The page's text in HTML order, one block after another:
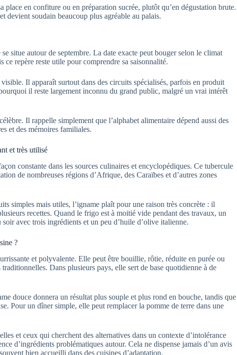
en confiture ou en préparation sucrée, plutôt qu’en dégustation brute.
devient soudain beaucoup plus agréable au palais.
situe autour de septembre. La date exacte peut bouger selon le climat
repère reste utile pour comprendre sa saisonnalité.
Il apparaît surtout dans des circuits spécialisés, parfois en produit
il reste largement inconnu du grand public, malgré un vrai intérêt
Il rappelle simplement que l’alphabet alimentaire dépend aussi des
et des mémoires familiales.
et très utilisé
constante dans les sources culinaires et encyclopédiques. Ce tubercule
de nombreuses régions d’Afrique, des Caraïbes et d’autres zones
simples mais utiles, l’igname plaît pour une raison très concrète : il
recettes. Quand le frigo est à moitié vide pendant des travaux, un
avec trois ingrédients et un peu d’huile d’olive italienne.
?
et polyvalente. Elle peut être bouillie, rôtie, réduite en purée ou
Dans plusieurs pays, elle sert de base quotidienne à de
douce donnera un résultat plus souple et plus rond en bouche, tandis que
Pour un dîner simple, elle peut remplacer la pomme de terre dans une
et ceux qui cherchent des alternatives dans un contexte d’intolérance
d’ingrédients problématiques autour. Cela ne dispense jamais d’un avis
bien accueilli dans des cuisines d’adaptation.